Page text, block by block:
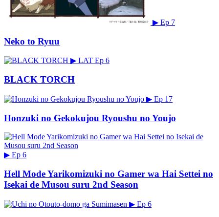
▶ Ep 7
Neko to Ryuu
▶ LAT Ep 6
BLACK TORCH
▶ Ep 17
Honzuki no Gekokujou Ryoushu no Youjo
▶ Ep 6
Hell Mode Yarikomizuki no Gamer wa Hai Settei no
Isekai de Musou suru 2nd Season
▶ Ep 6